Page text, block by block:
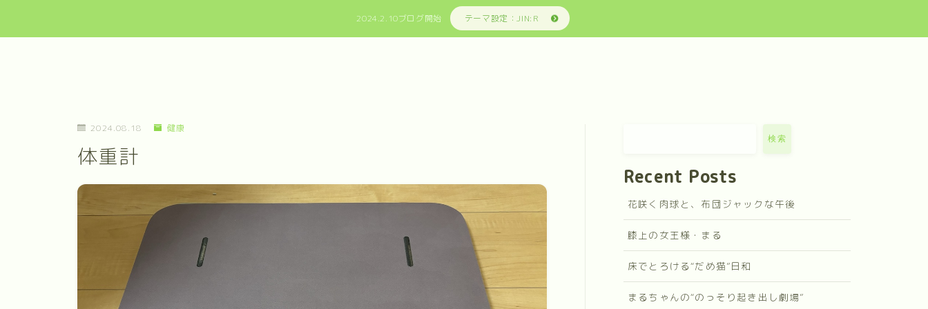
2024.2.10ブログ開始 テーマ設定：JIN:R
2024.08.18 健康
体重計
検索
Recent Posts
花咲く肉球と、布団ジャックな午後
膝上の女王様・まる
床でとろける“だめ猫”日和
まるちゃんの“のっそり起き出し劇場”